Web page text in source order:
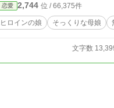
恋愛 2,744 位 / 66,375件
ロインの娘 そっくりな母娘
文字数